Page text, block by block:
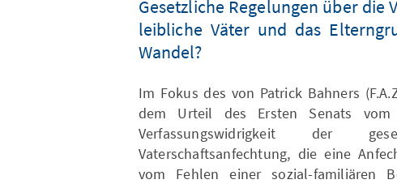
Gesetzliche Regelungen über die
leibliche Väter und das
Wandel?
Im Fokus des von Patrick Bahners
dem Urteil des Ersten Senats
Verfassungswidrigkeit der
Vaterschaftsanfechtung, die eine
vom Fehlen einer sozial-familiären